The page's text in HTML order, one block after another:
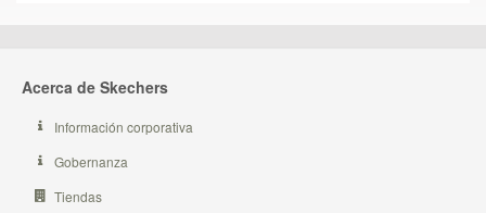
Acerca de Skechers
Información corporativa
Gobernanza
Tiendas